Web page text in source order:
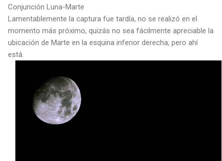
Conjunción Luna-Marte
Lamentablemente la captura fue tardía, no se realizó en el
momento más próximo, quizás no sea fácilmente apreciable la
ubicación de Marte en la esquina inferior derecha, pero ahí
está.